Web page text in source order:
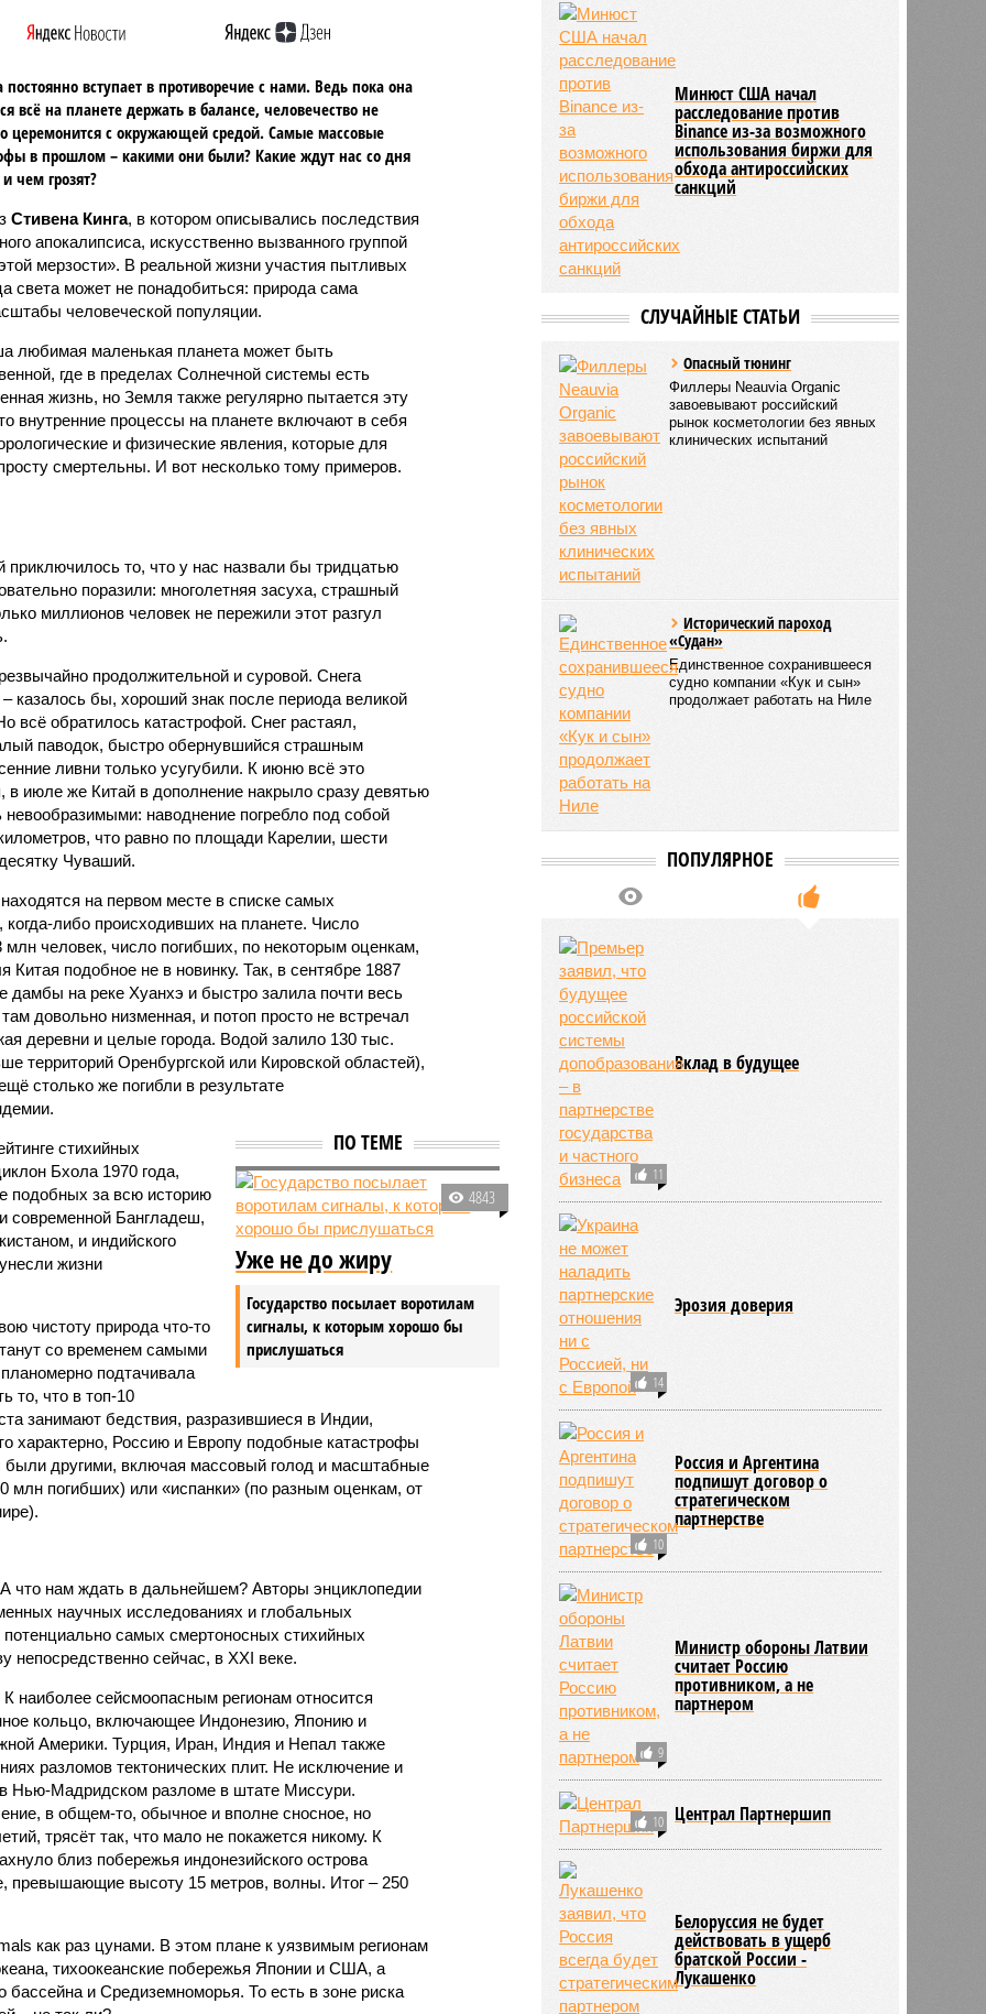
постоянно вступает в противоречие с нами. Ведь пока она
всё на планете держать в балансе, человечество не
церемонится с окружающей средой. Самые массовые
в прошлом – какими они были? Какие ждут нас со дня
чем грозят?
Стивена Кинга, в котором описывались последствия
апокалипсиса, искусственно вызванного группой
мерзости». В реальной жизни участия пытливых
света может не понадобиться: природа сама
человеческой популяции.
любимая маленькая планета может быть
где в пределах Солнечной системы есть
жизнь, но Земля также регулярно пытается эту
внутренние процессы на планете включают в себя
и физические явления, которые для
смертельны. И вот несколько тому примеров.
то, что у нас назвали бы тридцатью
поразили: многолетняя засуха, страшный
миллионов человек не пережили этот разгул
продолжительной и суровой. Снега
казалось бы, хороший знак после периода великой
всё обратилось катастрофой. Снег растаял,
паводок, быстро обернувшийся страшным
ливни только усугубили. К июню всё это
в июле же Китай в дополнение накрыло сразу девятью
наводнение погребло под собой
что равно по площади Карелии, шести
Чуваший.
на первом месте в списке самых
либо происходивших на планете. Число
млн человек, число погибших, по некоторым оценкам,
подобное не в новинку. Так, в сентябре 1887
дамбы на реке Хуанхэ и быстро залила почти весь
довольно низменная, и потоп просто не встречал
деревни и целые города. Водой залило 130 тыс.
территорий Оренбургской или Кировской областей),
столько же погибли в результате
ПО ТЕМЕ
4843
Уже не до жиру
Государство посылает воротилам
сигналы, к которым хорошо бы
прислушаться
стихийных
Бхола 1970 года,
за всю историю
современной Бангладеш,
и индийского
жизни
чистоту природа что-то
со временем самыми
подтачивала
то, что в топ-10
занимают бедствия, разразившиеся в Индии,
характерно, Россию и Европу подобные катастрофы
были другими, включая массовый голод и масштабные
млн погибших) или «испанки» (по разным оценкам, от
что нам ждать в дальнейшем? Авторы энциклопедии
научных исследованиях и глобальных
потенциально самых смертоносных стихийных
непосредственно сейчас, в XXI веке.
наиболее сейсмоопасным регионам относится
кольцо, включающее Индонезию, Японию и
Америки. Турция, Иран, Индия и Непал также
разломов тектонических плит. Не исключение и
Нью-Мадридском разломе в штате Миссури.
в общем-то, обычное и вполне сносное, но
трясёт так, что мало не покажется никому. К
близ побережья индонезийского острова
превышающие высоту 15 метров, волны. Итог – 250
как раз цунами. В этом плане к уязвимым регионам
тихо­океанские побережья Японии и США, а
бассейна и Средиземноморья. То есть в зоне риска
Минюст США начал
расследование против
Binance из-за возможного
использования биржи для
обхода антироссийских
санкций
СЛУЧАЙНЫЕ СТАТЬИ
Опасный тюнинг
Филлеры Neauvia Organic
завоевывают российский
рынок косметологии без явных
клинических испытаний
Исторический пароход
«Судан»
Единственное сохранившееся
судно компании «Кук и сын»
продолжает работать на Ниле
ПОПУЛЯРНОЕ
11
Вклад в будущее
14
Эрозия доверия
10
Россия и Аргентина
подпишут договор о
стратегическом
партнерстве
9
Министр обороны Латвии
считает Россию
противником, а не
партнером
10 Централ Партнершип
Белоруссия не будет
действовать в ущерб
братской России -
Лукашенко